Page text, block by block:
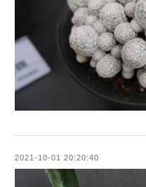
2021-10-01 20:20:40